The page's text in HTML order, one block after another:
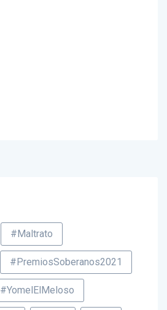
#Maltrato
#PremiosSoberanos2021
#YomelElMeloso